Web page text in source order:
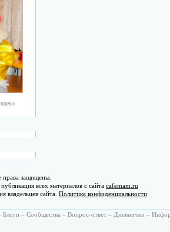
защищены.
всех материалов с сайта cafemam.ru
владельцев сайта. Политика конфиденциальности
Блоги – Сообщества – Вопрос-ответ – Дневнички –